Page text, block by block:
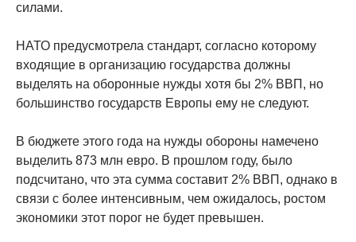
силами.
НАТО предусмотрела стандарт, согласно которому
входящие в организацию государства должны
выделять на оборонные нужды хотя бы 2% ВВП, но
большинство государств Европы ему не следуют.
В бюджете этого года на нужды обороны намечено
выделить 873 млн евро. В прошлом году, было
подсчитано, что эта сумма составит 2% ВВП, однако в
связи с более интенсивным, чем ожидалось, ростом
экономики этот порог не будет превышен.